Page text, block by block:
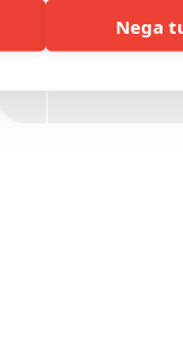
Nega
DETTAGLI